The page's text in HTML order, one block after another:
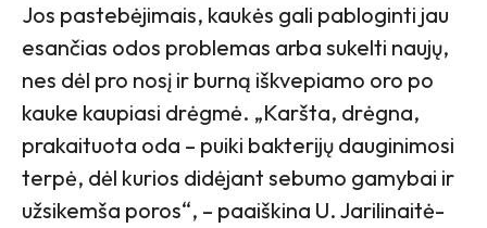
Jos pastebėjimais, kaukės gali pabloginti jau
esančias odos problemas arba sukelti naujų,
nes dėl pro nosį ir burną iškvepiamo oro po
kauke kaupiasi drėgmė. „Karšta, drėgna,
prakaituota oda – puiki bakterijų dauginimosi
terpė, dėl kurios didėjant sebumo gamybai ir
užsikemša poros“, – paaiškina U. Jarilinaitė-